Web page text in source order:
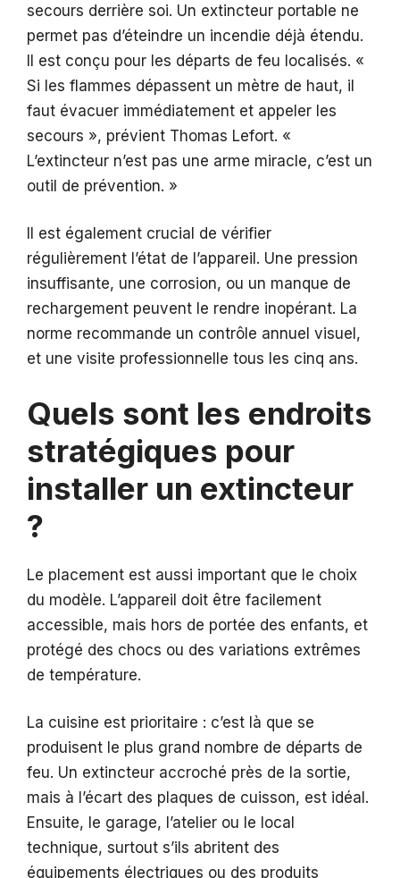
secours derrière soi. Un extincteur portable ne
permet pas d’éteindre un incendie déjà étendu.
Il est conçu pour les départs de feu localisés. «
Si les flammes dépassent un mètre de haut, il
faut évacuer immédiatement et appeler les
secours », prévient Thomas Lefort. «
L’extincteur n’est pas une arme miracle, c’est un
outil de prévention. »
Il est également crucial de vérifier
régulièrement l’état de l’appareil. Une pression
insuffisante, une corrosion, ou un manque de
rechargement peuvent le rendre inopérant. La
norme recommande un contrôle annuel visuel,
et une visite professionnelle tous les cinq ans.
Quels sont les endroits
stratégiques pour
installer un extincteur
?
Le placement est aussi important que le choix
du modèle. L’appareil doit être facilement
accessible, mais hors de portée des enfants, et
protégé des chocs ou des variations extrêmes
de température.
La cuisine est prioritaire : c’est là que se
produisent le plus grand nombre de départs de
feu. Un extincteur accroché près de la sortie,
mais à l’écart des plaques de cuisson, est idéal.
Ensuite, le garage, l’atelier ou le local
technique, surtout s’ils abritent des
équipements électriques ou des produits